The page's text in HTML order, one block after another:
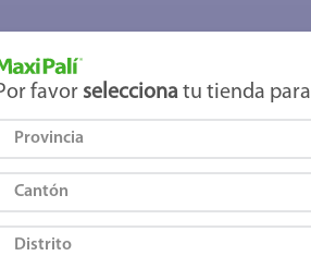
favor selecciona tu tienda para
Provincia
Cantón
Distrito